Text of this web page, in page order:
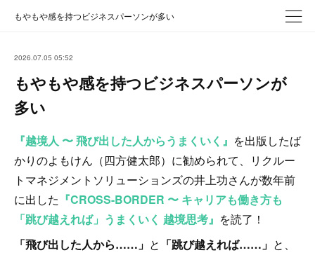
もやもや感を持つビジネスパーソンが多い
2026.07.05 05:52
もやもや感を持つビジネスパーソンが
多い
『越境人 〜 飛び出した人からうまくいく』 を出版したば
かりのよもけん（四方健太郎）に勧められて、リクルー
トマネジメントソリューションズの井上功さんが数年前
に出した 『CROSS-BORDER 〜 キャリアも働き方も
「跳び越えれば」うまくいく 越境思考』 を読了！
「飛び出した人から……」 と 「跳び越えれば……」 と、